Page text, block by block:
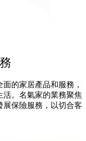
的家居產品和服務，
。名氣家的業務聚焦
展保險服務，以切合客